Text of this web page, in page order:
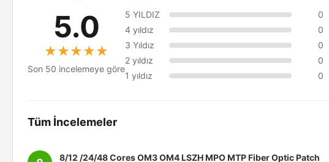
5.0
★★★★★
★★★★★
Son 50 incelemeye göre
5 YILDIZ
0
4 yıldız
0
3 Yıldız
0
2 yıldız
0
1 yıldız
0
Tüm İncelemeler
8/12 /24/48 Cores OM3 OM4 LSZH MPO MTP Fiber Optic Patch